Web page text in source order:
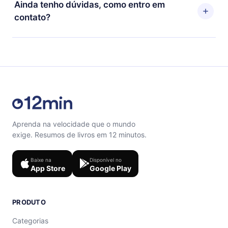
títulos favoritos offline e também se desafiar com um
quiz de perguntas para te ajudar a fixar o conteúdo no
próximo ciclo de cobrança não ocorrerá.
Ainda tenho dúvidas, como entro em
contato?
Sinta-se livre para entrar em contato por
Aprenda na velocidade que o mundo
exige. Resumos de livros em 12 minutos.
Baixe na
App Store
Disponível no
Google Play
PRODUTO
Categorias